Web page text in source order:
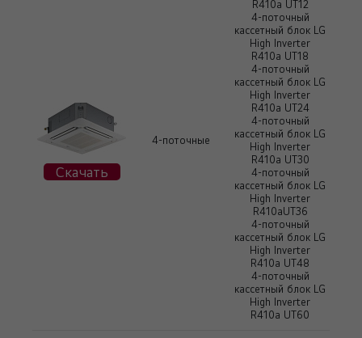
Скачать
4-поточные
R410a UT12
4-поточный
кассетный блок LG
High Inverter
R410a UT18
4-поточный
кассетный блок LG
High Inverter
R410a UT24
4-поточный
кассетный блок LG
High Inverter
R410a UT30
4-поточный
кассетный блок LG
High Inverter
R410aUT36
4-поточный
кассетный блок LG
High Inverter
R410a UT48
4-поточный
кассетный блок LG
High Inverter
R410a UT60